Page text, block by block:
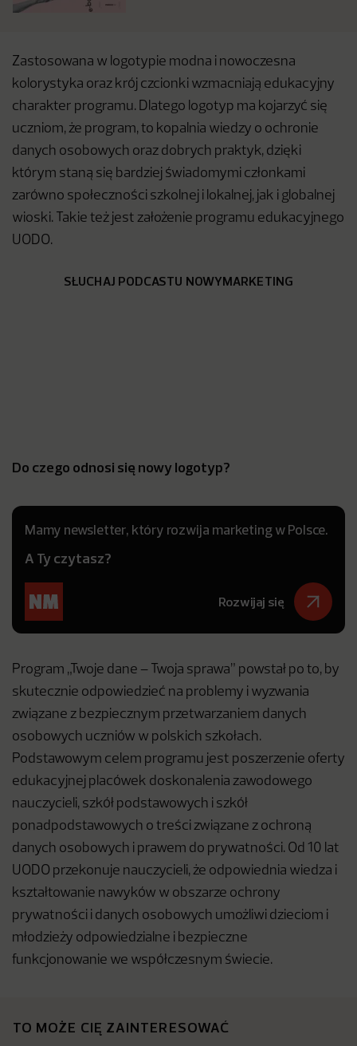
Zastosowana w logotypie modna i nowoczesna
kolorystyka oraz krój czcionki wzmacniają edukacyjny
charakter programu. Dlatego logotyp ma kojarzyć się
uczniom, że program, to kopalnia wiedzy o ochronie
danych osobowych oraz dobrych praktyk, dzięki
którym staną się bardziej świadomymi członkami
zarówno społeczności szkolnej i lokalnej, jak i globalnej
wioski. Takie też jest założenie programu edukacyjnego
UODO.
SŁUCHAJ PODCASTU NOWYMARKETING
Do czego odnosi się nowy logotyp?
Mamy newsletter, który rozwija marketing w Polsce.
A Ty czytasz?
Rozwijaj się
Program „Twoje dane – Twoja sprawa” powstał po to, by
skutecznie odpowiedzieć na problemy i wyzwania
związane z bezpiecznym przetwarzaniem danych
osobowych uczniów w polskich szkołach.
Podstawowym celem programu jest poszerzenie oferty
edukacyjnej placówek doskonalenia zawodowego
nauczycieli, szkół podstawowych i szkół
ponadpodstawowych o treści związane z ochroną
danych osobowych i prawem do prywatności. Od 10 lat
UODO przekonuje nauczycieli, że odpowiednia wiedza i
kształtowanie nawyków w obszarze ochrony
prywatności i danych osobowych umożliwi dzieciom i
młodzieży odpowiedzialne i bezpieczne
funkcjonowanie we współczesnym świecie.
TO MOŻE CIĘ ZAINTERESOWAĆ